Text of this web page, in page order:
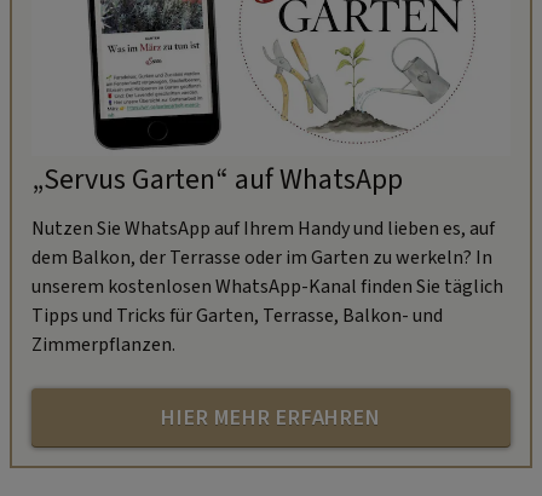
„Servus Garten“ auf WhatsApp
Nutzen Sie WhatsApp auf Ihrem Handy und lieben es, auf
dem Balkon, der Terrasse oder im Garten zu werkeln? In
unserem kostenlosen WhatsApp-Kanal finden Sie täglich
Tipps und Tricks für Garten, Terrasse, Balkon- und
Zimmerpflanzen.
HIER MEHR ERFAHREN